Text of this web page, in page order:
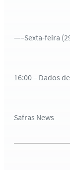
—–Sexta-feira
16:00 – Dados
Safras News